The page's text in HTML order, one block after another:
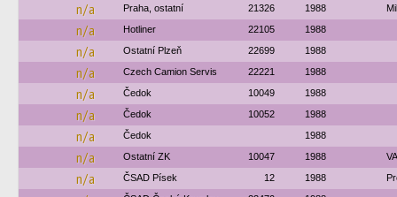
n/a Praha, ostatní 21326 1988
n/a Hotliner 22105 1988
n/a Ostatní Plzeň 22699 1988
n/a Czech Camion Servis 22221 1988
n/a Čedok 10049 1988
n/a Čedok 10052 1988
n/a Čedok 1988
n/a Ostatní ZK 10047 1988
n/a ČSAD Písek 12 1988